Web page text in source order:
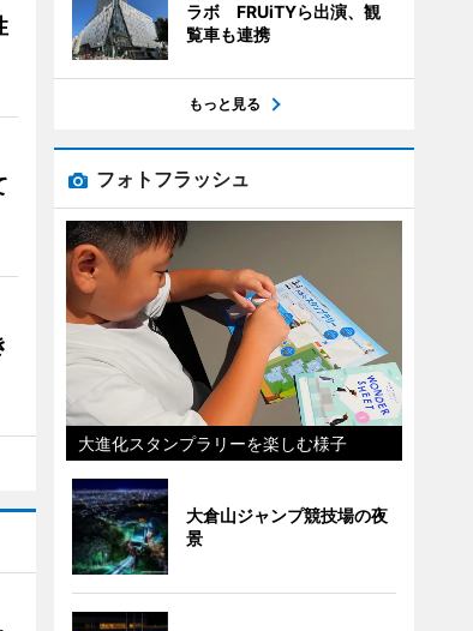
ラボ FRUiTYら出演、観
覧車も連携
もっと見る
フォトフラッシュ
大進化スタンプラリーを楽しむ様子
大倉山ジャンプ競技場の夜
景